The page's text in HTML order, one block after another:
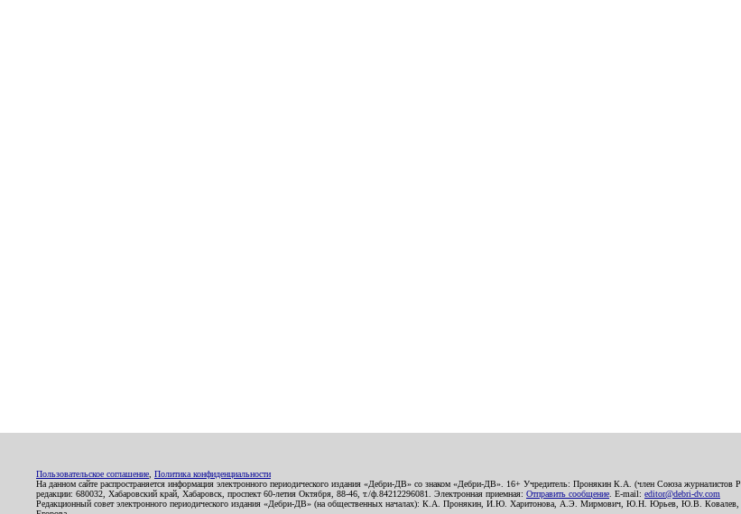
Пользовательское соглашение Политика конфиденциальности
На данном сайте распространяется информация электронного периодического издания «Дебри-ДВ» со знаком «Дебри-ДВ». 16+ Учредитель: Пронякин К.А. (член Союза
редакции: 680032, Хабаровский край, Хабаровск, проспект 60-летия Октября, 88-46, т./ф.84212296081. Электронная приемная: Отправить сообщение . E-mail: editor@debri-dv.com
Редакционный совет электронного периодического издания «Дебри-ДВ» (на общественных началах): К.А. Пронякин, И.Ю. Харитонова, А.Э. Мирмович, Ю.Н. Юрьев, Ю.В.